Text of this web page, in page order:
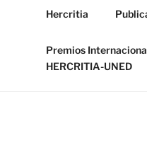
Hercritia
Premios
HERCRITIA-UNED